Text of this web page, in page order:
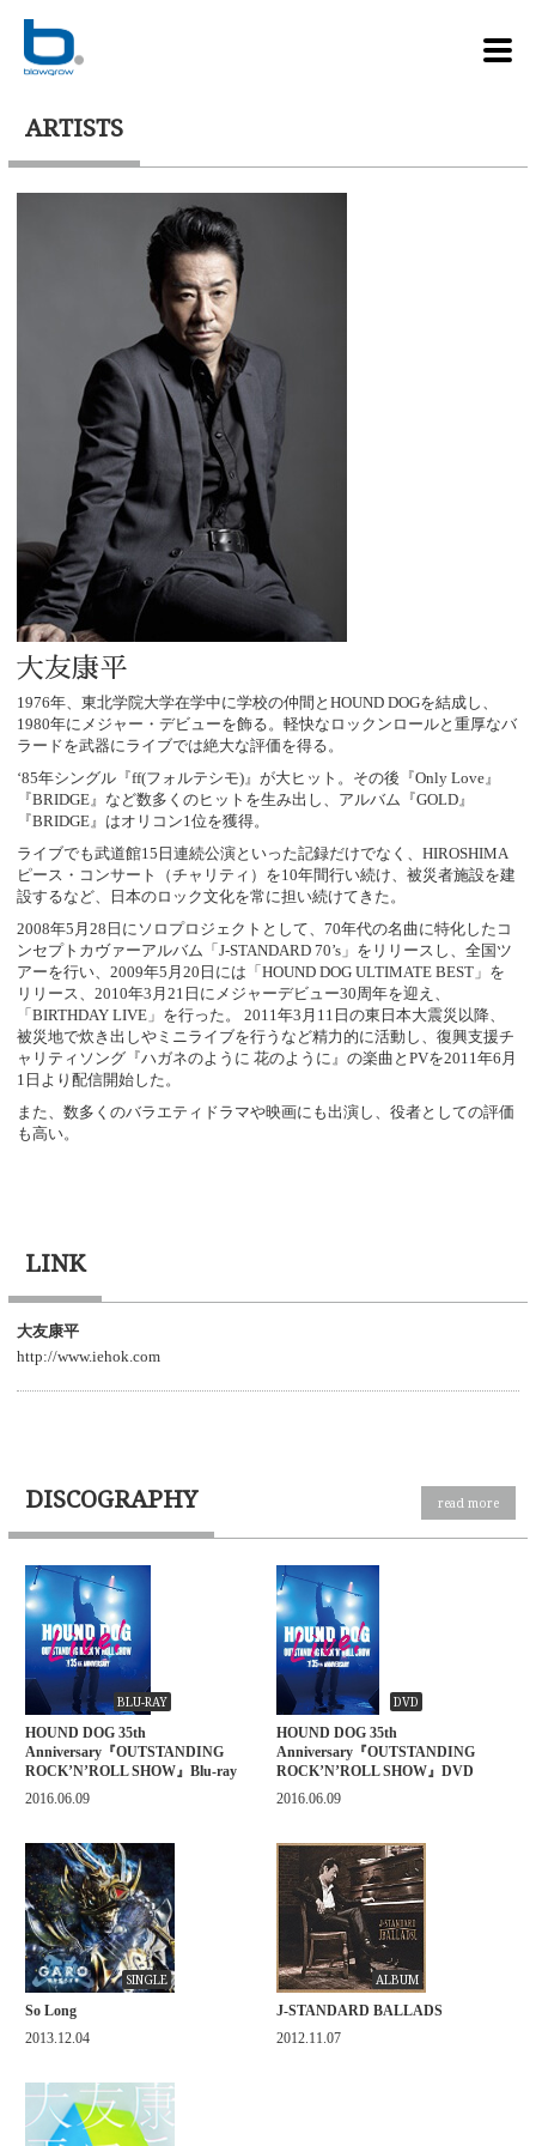
ARTISTS
大友康平
1976年、東北学院大学在学中に学校の仲間とHOUND DOGを結成し、
1980年にメジャー・デビューを飾る。軽快なロックンロールと重厚なバ
ラードを武器にライブでは絶大な評価を得る。
‘85年シングル『ff(フォルテシモ)』が大ヒット。その後『Only Love』
『BRIDGE』など数多くのヒットを生み出し、アルバム『GOLD』
『BRIDGE』はオリコン1位を獲得。
ライブでも武道館15日連続公演といった記録だけでなく、HIROSHIMA
ピース・コンサート（チャリティ）を10年間行い続け、被災者施設を建
設するなど、日本のロック文化を常に担い続けてきた。
2008年5月28日にソロプロジェクトとして、70年代の名曲に特化したコ
ンセプトカヴァーアルバム「J-STANDARD 70’s」をリリースし、全国ツ
アーを行い、2009年5月20日には「HOUND DOG ULTIMATE BEST」を
リリース、2010年3月21日にメジャーデビュー30周年を迎え、
「BIRTHDAY LIVE」を行った。 2011年3月11日の東日本大震災以降、
被災地で炊き出しやミニライブを行うなど精力的に活動し、復興支援チ
ャリティソング『ハガネのように 花のように』の楽曲とPVを2011年6月
1日より配信開始した。
また、数多くのバラエティドラマや映画にも出演し、役者としての評価
も高い。
LINK
大友康平
http://www.iehok.com
DISCOGRAPHY read more
BLU-RAY
HOUND DOG 35th
Anniversary『OUTSTANDING
ROCK’N’ROLL SHOW』Blu-ray
2016.06.09
DVD
HOUND DOG 35th
Anniversary『OUTSTANDING
ROCK’N’ROLL SHOW』DVD
2016.06.09
SINGLE
So Long
2013.12.04
ALBUM
J-STANDARD BALLADS
2012.11.07